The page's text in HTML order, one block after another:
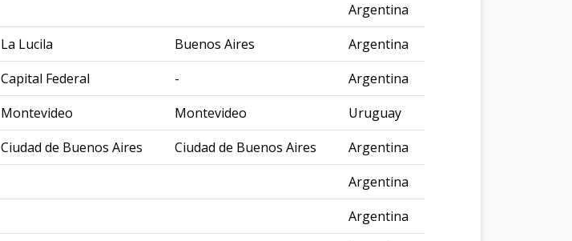
Argentina
La Lucila Buenos Aires
Argentina
Capital Federal -
Argentina
Montevideo Montevideo
Uruguay
Ciudad de Buenos Aires Ciudad de Buenos Aires
Argentina
Argentina
Argentina